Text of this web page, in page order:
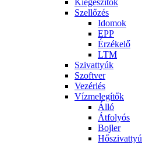
Kiegészítők
Szellőzés
Idomok
EPP
Érzékelő
LTM
Szivattyúk
Szoftver
Vezérlés
Vízmelegítők
Álló
Átfolyós
Bojler
Hőszivattyú